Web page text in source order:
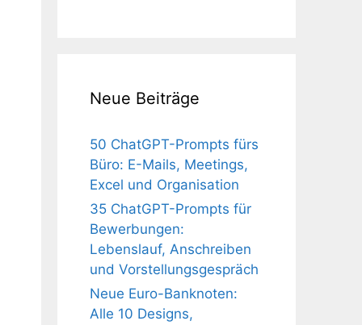
Neue Beiträge
50 ChatGPT-Prompts fürs
Büro: E-Mails, Meetings,
Excel und Organisation
35 ChatGPT-Prompts für
Bewerbungen:
Lebenslauf, Anschreiben
und Vorstellungsgespräch
Neue Euro-Banknoten:
Alle 10 Designs,